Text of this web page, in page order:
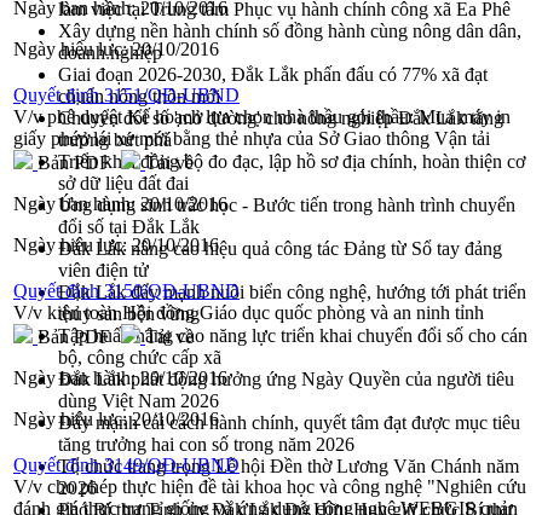
làm việc tại Trung tâm Phục vụ hành chính công xã Ea Phê
Xây dựng nền hành chính số đồng hành cùng nông dân dân,
doanh nghiệp
Giai đoạn 2026-2030, Đắk Lắk phấn đấu có 77% xã đạt
chuẩn nông thôn mới
Chuyển đổi số 'mở đường' cho nông nghiệp Đắk Lắk tăng
trưởng bứt phá
Triển khai đồng bộ đo đạc, lập hồ sơ địa chính, hoàn thiện cơ
sở dữ liệu đất đai
Ứng dụng sinh trắc học - Bước tiến trong hành trình chuyển
đổi số tại Đắk Lắk
Đắk Lắk nâng cao hiệu quả công tác Đảng từ Sổ tay đảng
viên điện tử
Đắk Lắk đẩy mạnh nuôi biển công nghệ, hướng tới phát triển
thủy sản bền vững
Tập huấn nâng cao năng lực triển khai chuyển đổi số cho cán
bộ, công chức cấp xã
Đắk Lắk phát động hưởng ứng Ngày Quyền của người tiêu
dùng Việt Nam 2026
Đẩy mạnh cải cách hành chính, quyết tâm đạt được mục tiêu
tăng trưởng hai con số trong năm 2026
Tổ chức trang trọng Lễ hội Đền thờ Lương Văn Chánh năm
2026
Phó Bí thư Tỉnh ủy Đắk Lắk Đỗ Hữu Huy giữ chức Bí thư
Ngày ban hành:20/10/2016
Ngày hiệu lực:20/10/2016
Quyết định 3151/QĐ-UBND
V/v phê duyệt Kế hoạch lựa chọn nhà thầu gói thầu: Mua máy in
giấy phép lái xe mới bằng thẻ nhựa của Sở Giao thông Vận tải
Bản PDF
Tải về
Ngày ban hành: 20/10/2016
Ngày hiệu lực: 20/10/2016
Quyết định 3150/QĐ-UBND
V/v kiện toàn Hội đồng Giáo dục quốc phòng và an ninh tỉnh
Bản PDF
Tải về
Ngày ban hành:20/10/2016
Ngày hiệu lực:20/10/2016
Quyết định 3149/QĐ-UBND
V/v cho phép thực hiện đề tài khoa học và công nghệ "Nghiên cứu
đánh giá thực trạng giống và ứng dụng công nghệ WEBGIS quản